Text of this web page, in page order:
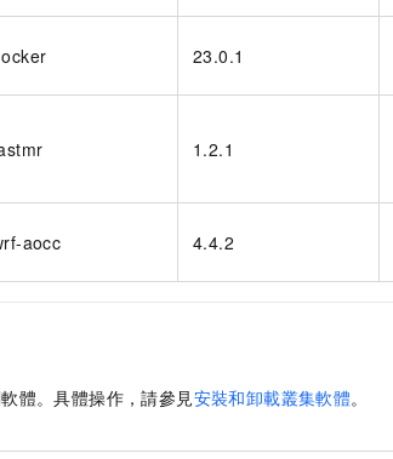
23.0.1
1.2.1
aocc 4.4.2
體。具體操作，請參見安裝和卸載叢集軟體。